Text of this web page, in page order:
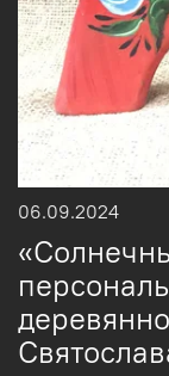
06.09.2024